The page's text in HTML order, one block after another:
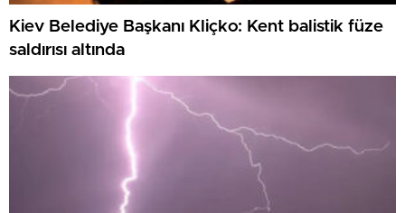
Kiev Belediye Başkanı Kliçko: Kent balistik füze
saldırısı altında